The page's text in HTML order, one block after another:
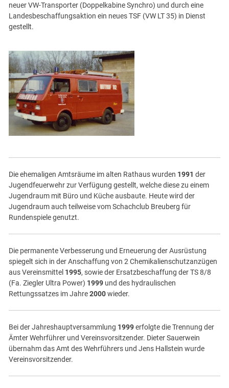
neuer VW-Transporter (Doppelkabine Synchro) und durch eine
Landesbeschaffungsaktion ein neues TSF (VW LT 35) in Dienst
gestellt.
Die ehemaligen Amtsräume im alten Rathaus wurden 1991der
Jugendfeuerwehr zur Verfügung gestellt, welche diese zu einem
Jugendraum mit Büro und Küche ausbaute. Heute wird der
Jugendraum auch teilweise vom Schachclub Breuberg für
Rundenspiele genutzt.
Die permanente Verbesserung und Erneuerung der Ausrüstung
spiegelt sich in der Anschaffung von 2 Chemikalienschutzanzügen
aus Vereinsmittel 1995, sowie der Ersatzbeschaffung der TS 8/8
(Fa. Ziegler Ultra Power) 1999 und des hydraulischen
Rettungssatzes im Jahre2000wieder.
Bei der Jahreshauptversammlung 1999erfolgte die Trennung der
Ämter Wehrführer und Vereinsvorsitzender. Dieter Sauerwein
übernahm das Amt des Wehrführers und Jens Hallstein wurde
Vereinsvorsitzender.